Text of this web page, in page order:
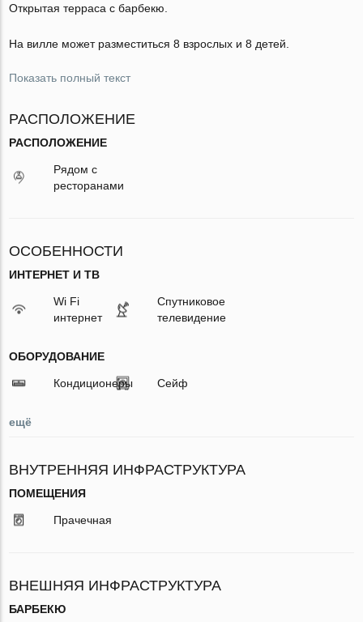
Открытая терраса с барбекю.
На вилле может разместиться 8 взрослых и 8 детей.
Показать полный текст
РАСПОЛОЖЕНИЕ
РАСПОЛОЖЕНИЕ
Рядом с
ресторанами
ОСОБЕННОСТИ
ИНТЕРНЕТ И ТВ
Wi Fi
интернет
Спутниковое
телевидение
ОБОРУДОВАНИЕ
Кондиционеры Сейф
ещё
ВНУТРЕННЯЯ ИНФРАСТРУКТУРА
ПОМЕЩЕНИЯ
Прачечная
ВНЕШНЯЯ ИНФРАСТРУКТУРА
БАРБЕКЮ